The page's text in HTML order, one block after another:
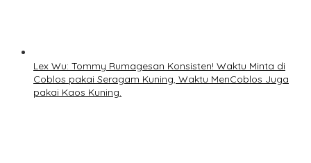
Lex Wu: Tommy Rumagesan Konsisten! Waktu Minta di
Coblos pakai Seragam Kuning, Waktu MenCoblos Juga
pakai Kaos Kuning.